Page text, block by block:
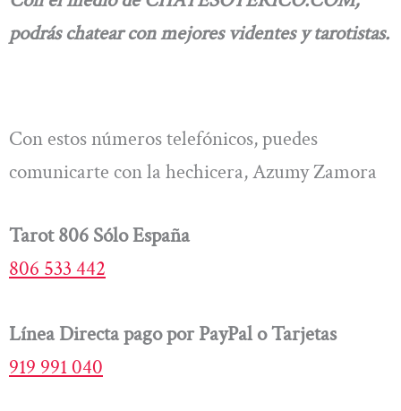
podrás chatear con mejores videntes y tarotistas.
Con estos números telefónicos, puedes
comunicarte con la hechicera, Azumy Zamora
Tarot 806 Sólo España
806 533 442
Línea Directa pago por PayPal o Tarjetas
919 991 040